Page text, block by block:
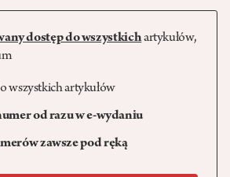
dostęp do wszystkichartykułów,
wszystkich artykułów
od razu w e-wydaniu
zawsze pod ręką